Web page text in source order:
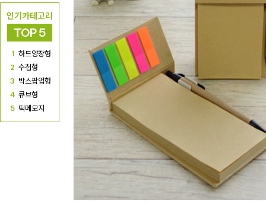
인기카테고리
TOP 5
1 하드양장형
2 수첩형
3 박스팝업형
4 큐브형
5 떡메모지